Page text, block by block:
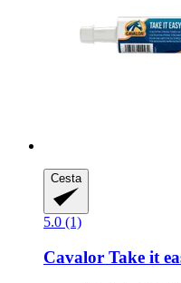
Cesta
5.0 (1)
Cavalor Take it